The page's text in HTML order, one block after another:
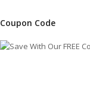
Coupon Code